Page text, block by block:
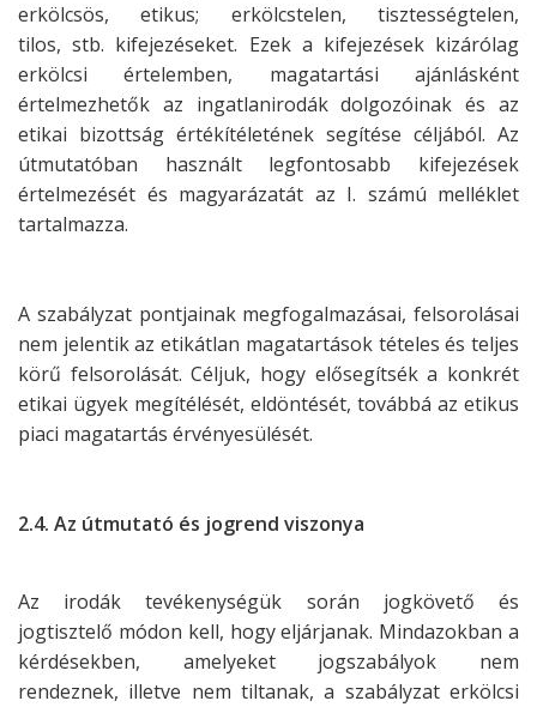
erkölcsös, etikus; erkölcstelen, tisztességtelen,
tilos,stb. kifejezéseket. Ezek a kifejezések kizárólag
erkölcsi értelemben, magatartási ajánlásként
értelmezhetők az ingatlanirodák dolgozóinak és az
etikai bizottság értékítéletének segítése céljából. Az
útmutatóban használt legfontosabb kifejezések
értelmezését és magyarázatát az I. számú melléklet
tartalmazza.
A szabályzat pontjainak megfogalmazásai, felsorolásai
nem jelentik az etikátlan magatartások tételes és teljes
körű felsorolását. Céljuk, hogy elősegítsék a konkrét
etikai ügyek megítélését, eldöntését, továbbá az etikus
piaci magatartás érvényesülését.
2.4. Az útmutató és jogrend viszonya
Az irodák tevékenységük során jogkövető és
jogtisztelő módon kell, hogyeljárjanak. Mindazokban a
kérdésekben, amelyeket jogszabályok nem
rendeznek, illetve nem tiltanak, a szabályzat erkölcsi